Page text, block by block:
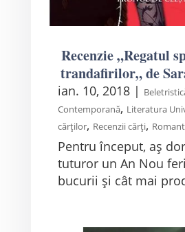
Recenzie „Regatul
trandafirilor„ de
ian. 10, 2018|
Contemporană, Literatura
cărților, Recenzii cărți,
Pentru început, aș
tuturor un An Nou
bucurii și cât mai